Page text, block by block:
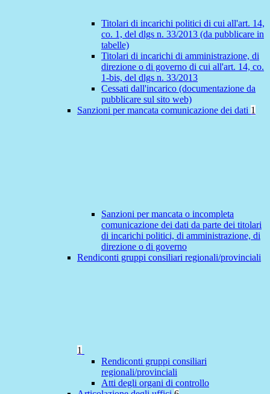
Titolari di incarichi politici di cui all'art. 14,
co. 1, del dlgs n. 33/2013 (da pubblicare in
tabelle)
Titolari di incarichi di amministrazione, di
direzione o di governo di cui all'art. 14, co.
1-bis, del dlgs n. 33/2013
Cessati dall'incarico (documentazione da
pubblicare sul sito web)
Sanzioni per mancata comunicazione dei dati 1
Sanzioni per mancata o incompleta
comunicazione dei dati da parte dei titolari
di incarichi politici, di amministrazione, di
direzione o di governo
Rendiconti gruppi consiliari regionali/provinciali
1
Rendiconti gruppi consiliari
regionali/provinciali
Atti degli organi di controllo